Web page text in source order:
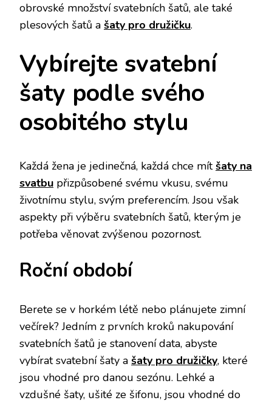
obrovské množství svatebních šatů, ale také
plesových šatů a šaty pro družičku.
Vybírejte svatební
šaty podle svého
osobitého stylu
Každá žena je jedinečná, každá chce mítšaty na
svatbu přizpůsobené svému vkusu, svému
životnímu stylu, svým preferencím. Jsou však
aspekty při výběru svatebních šatů, kterým je
potřeba věnovat zvýšenou pozornost.
Roční období
Berete se v horkém létě nebo plánujete zimní
večírek? Jedním z prvních kroků nakupování
svatebních šatů je stanovení data, abyste
vybírat svatební šaty a šaty pro družičky, které
jsou vhodné pro danou sezónu. Lehké a
vzdušné šaty, ušité ze šifonu, jsou vhodné do